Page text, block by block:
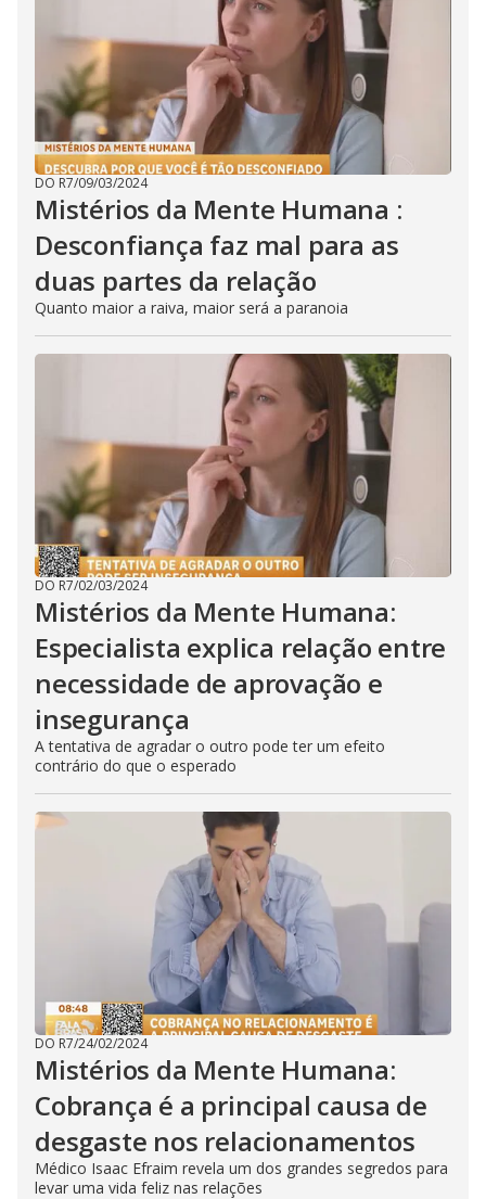
DO R7/09/03/2024
Mistérios da Mente Humana :
Desconfiança faz mal para as
duas partes da relação
Quanto maior a raiva, maior será a paranoia
DO R7/02/03/2024
Mistérios da Mente Humana:
Especialista explica relação entre
necessidade de aprovação e
insegurança
A tentativa de agradar o outro pode ter um efeito
contrário do que o esperado
DO R7/24/02/2024
Mistérios da Mente Humana:
Cobrança é a principal causa de
desgaste nos relacionamentos
Médico Isaac Efraim revela um dos grandes segredos para
levar uma vida feliz nas relações